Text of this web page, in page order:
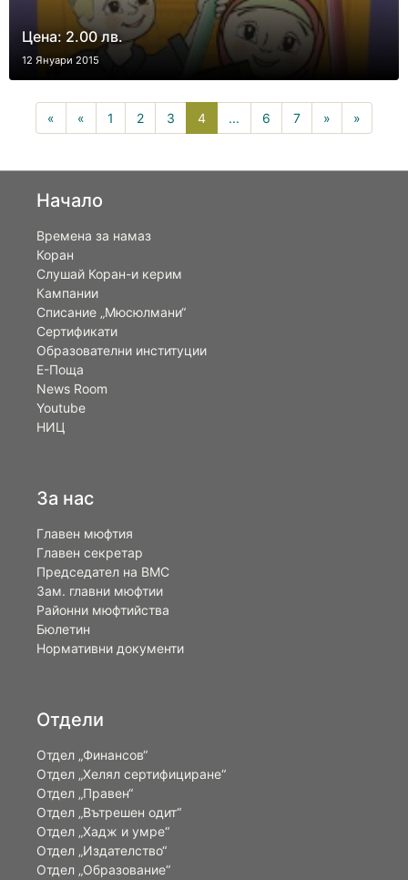
Цена: 2.00 лв.
12 Януари 2015
« « 1 2 3 44(current)
... 6 7 » »
Начало
Времена за намаз
Коран
Слушай Коран-и керим
Кампании
Списание „Мюсюлмани“
Сертификати
Образователни институции
Е-Поща
News Room
Youtube
НИЦ
За нас
Главен мюфтия
Главен секретар
Председател на ВМС
Зам. главни мюфтии
Районни мюфтийства
Бюлетин
Нормативни документи
Отдели
Отдел „Финансов“
Отдел „Хелял сертифициране“
Отдел „Правен“
Отдел „Вътрешен одит“
Отдел „Хадж и умре“
Отдел „Издателство“
Отдел „Образование“